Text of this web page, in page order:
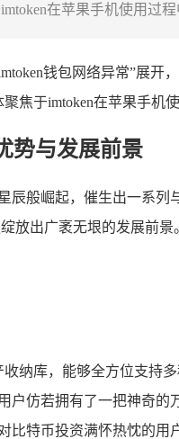
在苹果手机使用过
钱包网络异常”展
焦于imtoken在苹果手机
势与发展前景
辰般崛起，催生出一系
放出广袤无垠的发展前景
纳库，能够全方位支持多
户仿若拥有了一把神奇
特币投资满怀热忱的